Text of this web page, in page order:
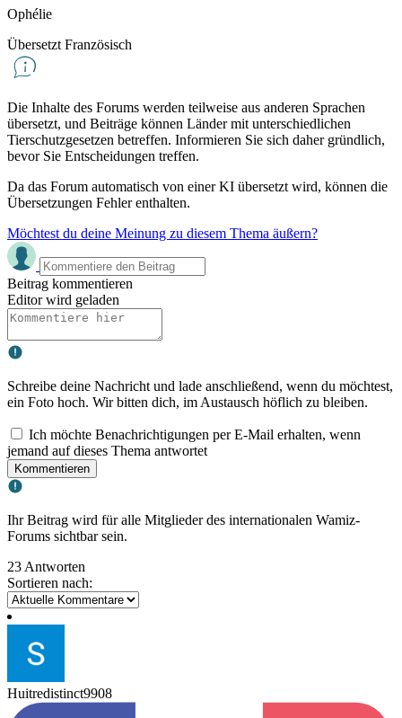
Ophélie
Übersetzt Französisch
Die Inhalte des Forums werden teilweise aus anderen Sprachen
übersetzt, und Beiträge können Länder mit unterschiedlichen
Tierschutzgesetzen betreffen. Informieren Sie sich daher gründlich,
bevor Sie Entscheidungen treffen.
Da das Forum automatisch von einer KI übersetzt wird, können die
Übersetzungen Fehler enthalten.
Möchtest du deine Meinung zu diesem Thema äußern?
Beitrag kommentieren
Editor wird geladen
Schreibe deine Nachricht und lade anschließend, wenn du möchtest,
ein Foto hoch. Wir bitten dich, im Austausch höflich zu bleiben.
Ich möchte Benachrichtigungen per E-Mail erhalten, wenn
jemand auf dieses Thema antwortet
Kommentieren
Ihr Beitrag wird für alle Mitglieder des internationalen Wamiz-
Forums sichtbar sein.
23 Antworten
Sortieren nach:
Huitredistinct9908